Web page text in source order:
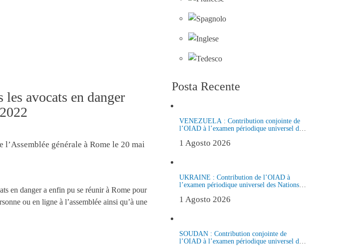
les avocats en danger
en danger a enfin pu se réunir à Rome pour
ou en ligne à l’assemblée ainsi qu’à une
Posta Recente
VENEZUELA : Contribution conjointe de
l’OIAD à l’examen périodique universel des
1 Agosto 2026
UKRAINE : Contribution de l’OIAD à
l’examen périodique universel des Nations
1 Agosto 2026
SOUDAN : Contribution conjointe de
l’OIAD à l’examen périodique universel des